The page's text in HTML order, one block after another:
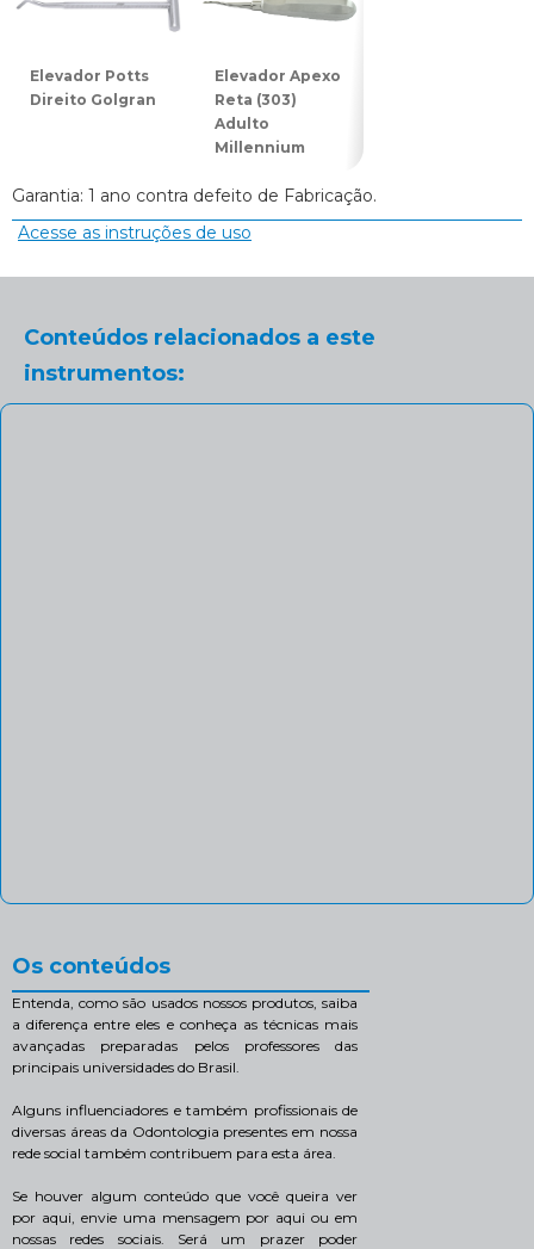
Elevador Potts
Direito Golgran
Elevador Apexo
Reta (303)
Adulto
Millennium
Garantia: 1 ano contra defeito de Fabricação.
Acesse as instruções de uso
Conteúdos relacionados a este
instrumentos:
Os conteúdos
Entenda, como são usados nossos produtos, saiba
a diferença entre eles e conheça as técnicas mais
avançadas preparadas pelos professores das
principais universidades do Brasil.
Alguns influenciadores e também profissionais de
diversas áreas da Odontologia presentes em nossa
rede social também contribuem para esta área.
Se houver algum conteúdo que você queira ver
por aqui, envie uma mensagem por aqui ou em
nossas redes sociais. Será um prazer poder